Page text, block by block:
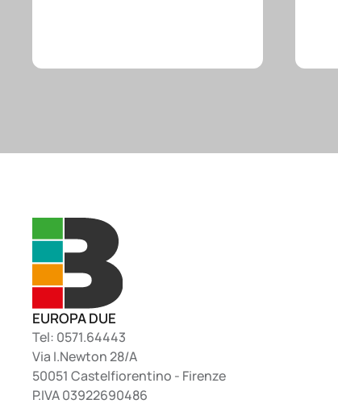
EUROPA DUE
Tel: 0571.64443
Via I.Newton 28/A
50051 Castelfiorentino - Firenze
P.IVA 03922690486